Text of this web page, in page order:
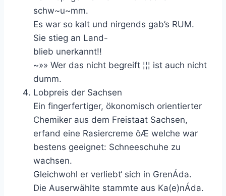
schw~u~mm.
Es war so kalt und nirgends gab’s RUM.
Sie stieg an Land-
blieb unerkannt!!
~»» Wer das nicht begreift ¦¦¦ ist auch nicht
dumm.
Lobpreis der Sachsen
Ein fingerfertiger, ökonomisch orientierter
Chemiker aus dem Freistaat Sachsen,
erfand eine Rasiercreme ôÆ welche war
bestens geeignet: Schneeschuhe zu
wachsen.
Gleichwohl er verliebt‘ sich in GrenÁda.
Die Auserwählte stammte aus Ka(e)nÁda.